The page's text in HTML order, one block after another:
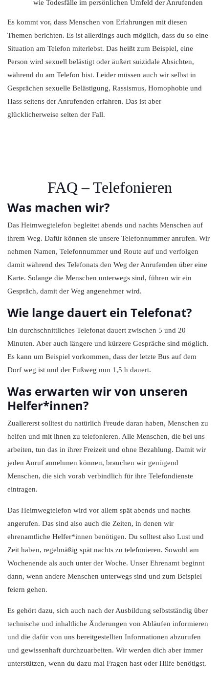
wie Todesfälle im persönlichen Umfeld der Anrufenden
Es kommt vor, dass Menschen von Erfahrungen mit diesen
Themen berichten. Es ist allerdings auch möglich, dass du so eine
Situation am Telefon miterlebst. Das heißt zum Beispiel, eine
Person wird sexuell belästigt oder äußert suizidale Absichten,
während du am Telefon bist. Leider müssen auch wir selbst in
Gesprächen sexuelle Belästigung, Rassismus, Homophobie und
Hass seitens der Anrufenden erfahren. Das ist aber
glücklicherweise selten der Fall.
FAQ – Telefonieren
Was machen wir?
Das Heimwegtelefon begleitet abends und nachts Menschen auf
ihrem Weg. Dafür können sie unsere Telefonnummer anrufen. Wir
nehmen Namen, Telefonnummer und Route auf und verfolgen
damit während des Telefonats den Weg der Anrufenden über eine
Karte. Solange die Menschen unterwegs sind, führen wir ein
Gespräch, damit der Weg angenehmer wird.
Wie lange dauert ein Telefonat?
Ein durchschnittliches Telefonat dauert zwischen 5 und 20
Minuten. Aber auch längere und kürzere Gespräche sind möglich.
Es kann um Beispiel vorkommen, dass der letzte Bus auf dem
Dorf weg ist und der Fußweg nun 1,5 h dauert.
Was erwarten wir von unseren
Helfer*innen?
Zuallererst solltest du natürlich Freude daran haben, Menschen zu
helfen und mit ihnen zu telefonieren. Alle Menschen, die bei uns
arbeiten, tun das in ihrer Freizeit und ohne Bezahlung. Damit wir
jeden Anruf annehmen können, brauchen wir genügend
Menschen, die sich vorab verbindlich für ihre Telefondienste
eintragen.
Das Heimwegtelefon wird vor allem spät abends und nachts
angerufen. Das sind also auch die Zeiten, in denen wir
ehrenamtliche Helfer*innen benötigen. Du solltest also Lust und
Zeit haben, regelmäßig spät nachts zu telefonieren. Sowohl am
Wochenende als auch unter der Woche. Unser Ehrenamt beginnt
dann, wenn andere Menschen unterwegs sind und zum Beispiel
feiern gehen.
Es gehört dazu, sich auch nach der Ausbildung selbstständig über
technische und inhaltliche Änderungen von Abläufen informieren
und die dafür von uns bereitgestellten Informationen abzurufen
und gewissenhaft durchzuarbeiten. Wir werden dich aber immer
unterstützen, wenn du dazu mal Fragen hast oder Hilfe benötigst.